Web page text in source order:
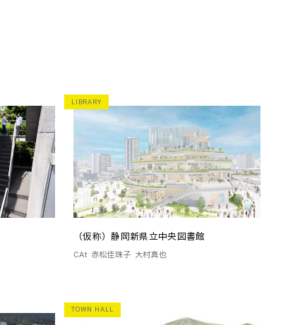
LIBRARY
（仮称）静岡新県立中央図書館
CAt 赤松佳珠子 大村真也
TOWN HALL